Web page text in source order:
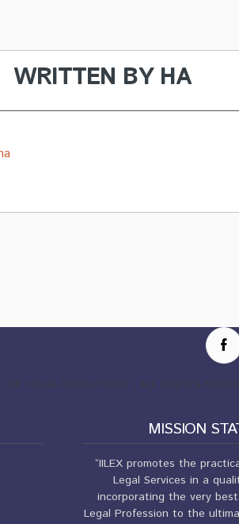
WRITTEN BY HA
LEGAL EXECUTIVES | ALL RIGHTS
MISSION
“IILEX promotes the
Legal Services in a
incorporating the very
Legal Profession to the